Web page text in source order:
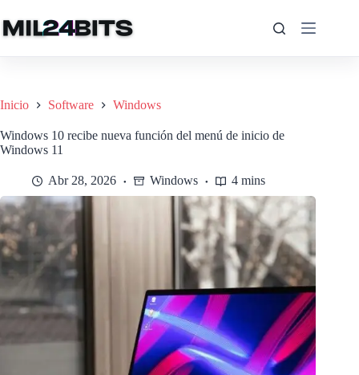
al
contenido
Inicio Software Windows
Windows 10 recibe nueva función del menú de inicio de
Windows 11
Abr 28, 2026 Windows 4 mins